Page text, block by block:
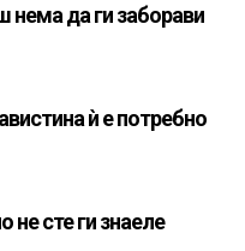
нема да ги заборави
ѝ е потребно
не сте ги знаеле